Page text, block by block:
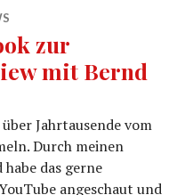
zur
mit Bernd
Jahrtausende vom
Durch meinen
das gerne
angeschaut und